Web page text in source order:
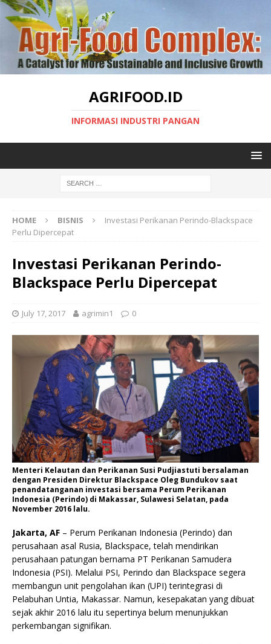
AGRIFOOD.ID
INFORMASI INDUSTRI PANGAN
HOME BISNIS
Investasi Perikanan Perindo-Blackspace
Perlu Dipercepat
Investasi Perikanan Perindo-
Blackspace Perlu Dipercepat
July 17, 2017 agrimin1 0
Menteri Kelautan dan Perikanan Susi Pudjiastuti bersalaman
dengan Presiden Direktur Blackspace Oleg Bundukov saat
penandatanganan investasi bersama Perum Perikanan
Indonesia (Perindo) di Makassar, Sulawesi Selatan, pada
November 2016 lalu.
Jakarta, AF – Perum Perikanan Indonesia (Perindo) dan
perusahaan asal Rusia, Blackspace, telah mendirikan
perusahaan patungan bernama PT Perikanan Samudera
Indonesia (PSI). Melalui PSI, Perindo dan Blackspace segera
membangun unit pengolahan ikan (UPI) terintegrasi di
Pelabuhan Untia, Makassar. Namun, kesepakatan yang dibuat
sejak akhir 2016 lalu itu sepertinya belum menunjukkan
perkembangan signifikan.